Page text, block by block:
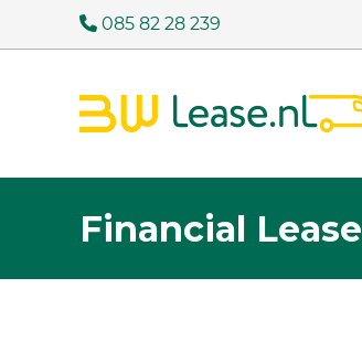
085 82 28 239
Financial Lease